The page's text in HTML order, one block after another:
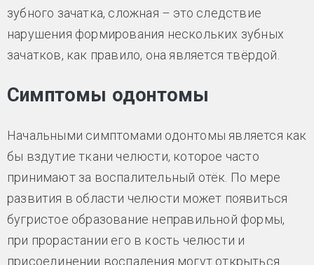
зубного зачатка, сложная – это следствие
нарушения формирования нескольких зубных
зачатков, как правило, она является твёрдой.
Симптомы одонтомы
Начальными симптомами одонтомы является как
бы вздутие ткани челюсти, которое часто
принимают за воспалительный отёк. По мере
развития в области челюсти может появиться
бугристое образование неправильной формы,
при прорастании его в кость челюсти и
присоединении воспаления могут открыться